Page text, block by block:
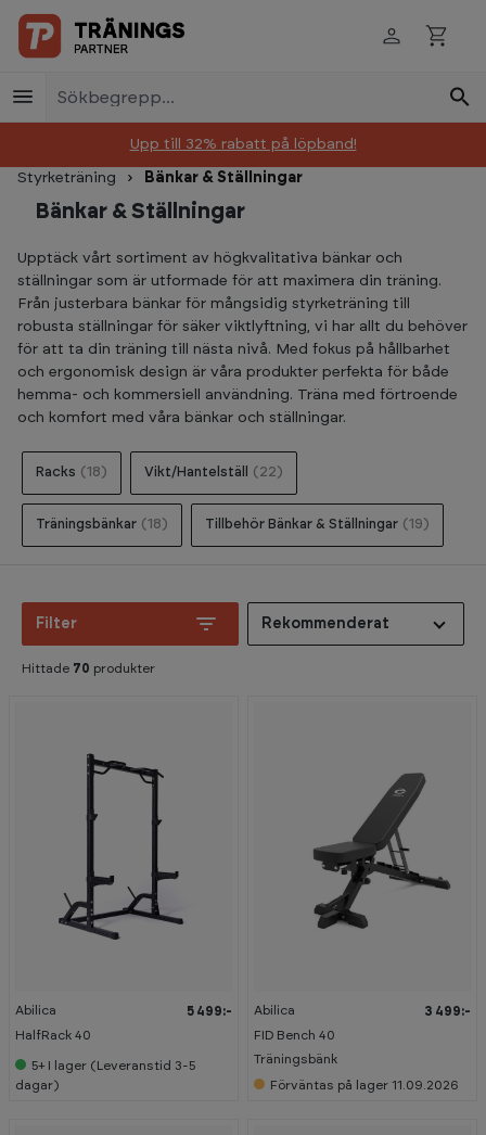
Skip to main content
Upp till 32% rabatt på löpband!
Styrketräning Bänkar & Ställningar
Bänkar & Ställningar
Upptäck vårt sortiment av högkvalitativa bänkar och
ställningar som är utformade för att maximera din träning.
Från justerbara bänkar för mångsidig styrketräning till
robusta ställningar för säker viktlyftning, vi har allt du behöver
för att ta din träning till nästa nivå. Med fokus på hållbarhet
och ergonomisk design är våra produkter perfekta för både
hemma- och kommersiell användning. Träna med förtroende
och komfort med våra bänkar och ställningar.
Racks (18) Vikt/Hantelställ (22)
Träningsbänkar (18) Tillbehör Bänkar & Ställningar (19)
Filter Rekommenderat
Hittade 70 produkter
Abilica
HalfRack 40
5 499:-
5+ I lager (Leveranstid 3-5
dagar)
Abilica
FID Bench 40
Träningsbänk
3 499:-
Förväntas på lager 11.09.2026